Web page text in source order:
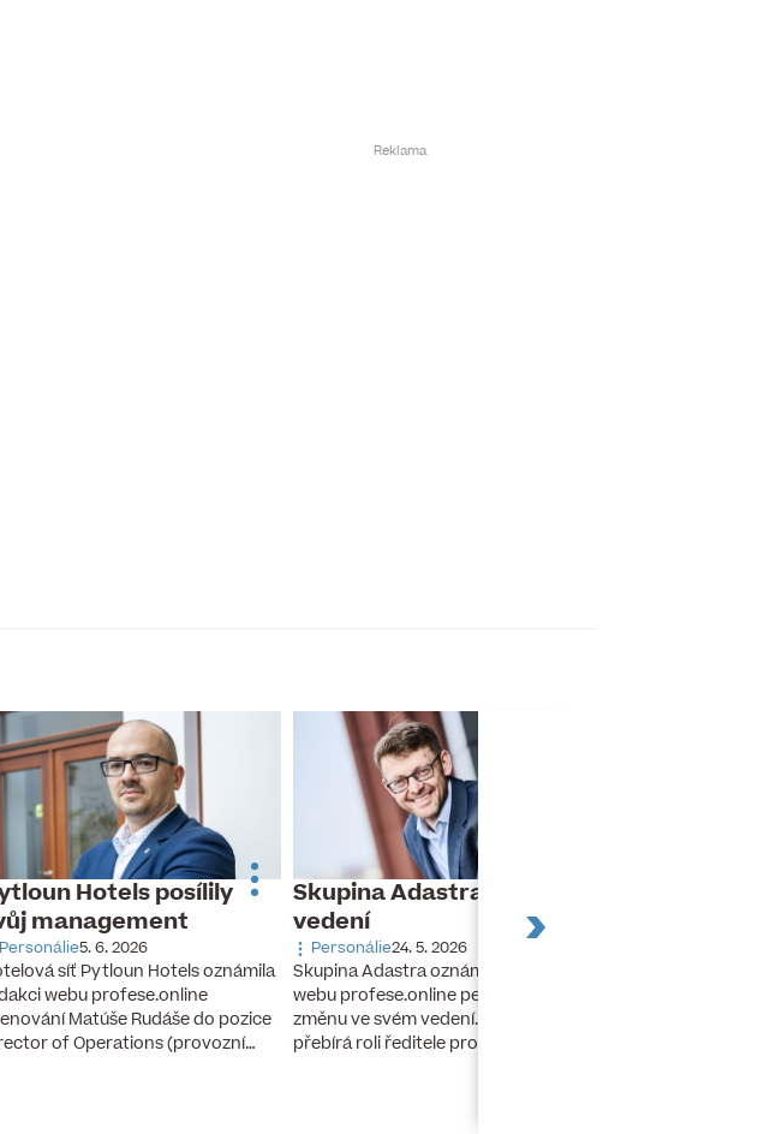
Hotels posílily
management
Personálie5. 6. 2026
síť Pytloun Hotels oznámila
webu profese.online
Matúše Rudáše do pozice
of Operations (provozní…
Skupina Adastra mění své
vedení
Personálie24. 5. 2026
Skupina Adastra oznámila redakci
webu profese.online personální
změnu ve svém vedení. Petr Zelenka
přebírá roli ředitele pro umělou…